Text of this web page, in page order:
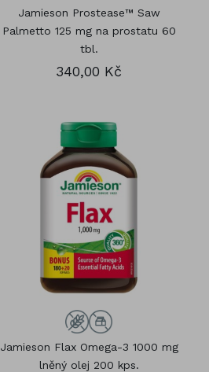
Jamieson Prostease™ Saw
Palmetto 125 mg na prostatu 60
tbl.
340,00 Kč
Jamieson Flax Omega-3 1000 mg
lněný olej 200 kps.